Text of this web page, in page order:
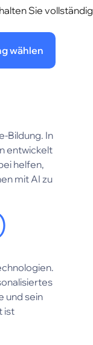
Sie
wählen
Bildung. In
entwickelt
helfen,
mit AI zu
und sein
ist